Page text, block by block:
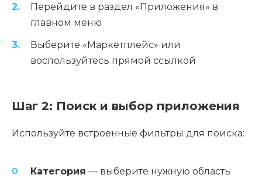
Перейдите в раздел «Приложения» в
главном меню
Выберите «Маркетплейс» или
воспользуйтесь прямой ссылкой
Шаг 2: Поиск и выбор приложения
Используйте встроенные фильтры для поиска:
Категория — выберите нужную область